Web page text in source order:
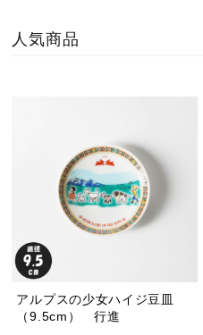
人気商品
アルプスの少女ハイジ豆皿
（9.5cm） 行進